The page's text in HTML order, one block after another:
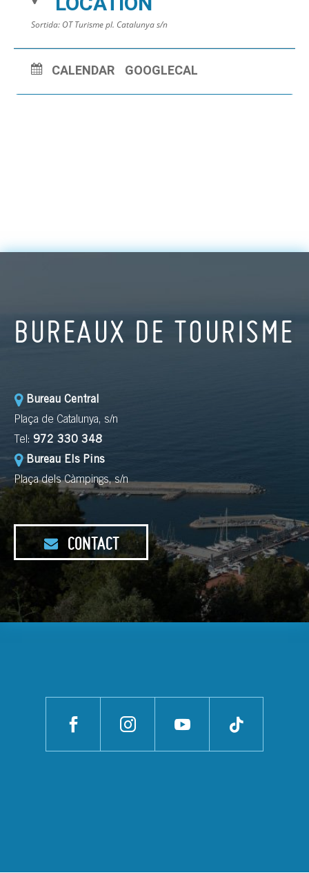
Sortida: OT Turisme pl. Catalunya s/n
CALENDAR GOOGLECAL
BUREAUX DE TOURISME
Bureau Central
Plaça de Catalunya, s/n
Tel: 972 330 348
Bureau Els Pins
Plaça dels Càmpings, s/n
CONTACT